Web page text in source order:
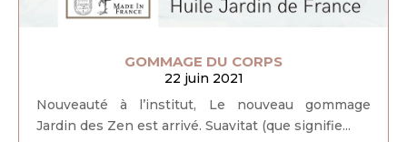
GOMMAGE DU CORPS
22 juin 2021
Nouveauté à l’institut, Le nouveau gommage
Jardin des Zen est arrivé. Suavitat (que signifie...